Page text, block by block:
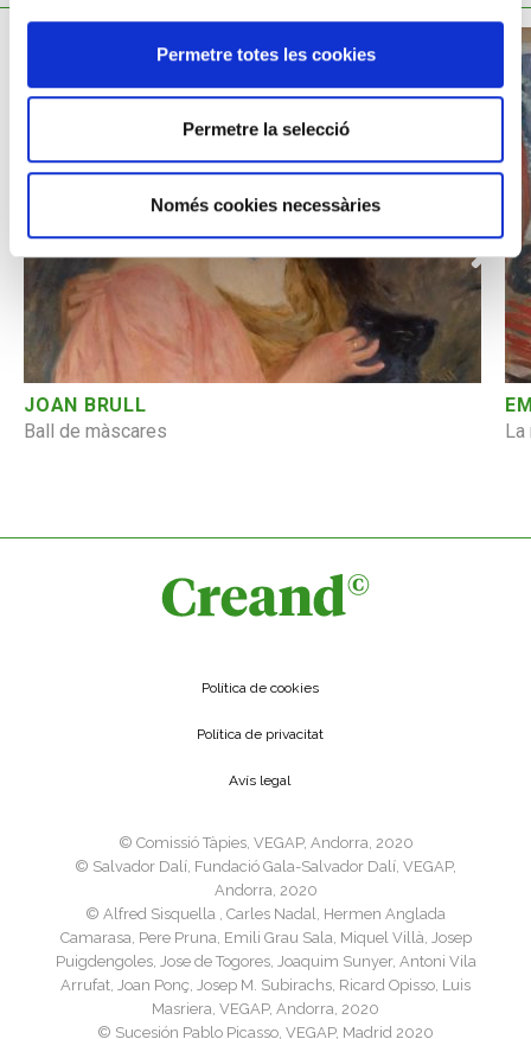
Permetre totes les cookies
Permetre la selecció
Només cookies necessàries
JOAN BRULL
Ball de màscares
La
Política de cookies
Política de privacitat
Avís legal
©️ Comissió Tàpies, VEGAP, Andorra, 2020
©️ Salvador Dalí, Fundació Gala-Salvador Dalí, VEGAP,
Andorra, 2020
©️ Alfred Sisquella , Carles Nadal, Hermen Anglada
Camarasa, Pere Pruna, Emili Grau Sala, Miquel Villà, Josep
Puigdengoles, Jose de Togores, Joaquim Sunyer, Antoni Vila
Arrufat, Joan Ponç, Josep M. Subirachs, Ricard Opisso, Luis
Masriera, VEGAP, Andorra, 2020
©️ Sucesión Pablo Picasso, VEGAP, Madrid 2020